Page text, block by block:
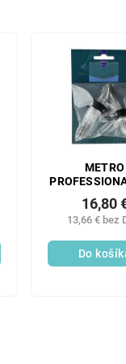
METRO
Lievik
ml 2 ks
13,66 € bez
16,80
Do